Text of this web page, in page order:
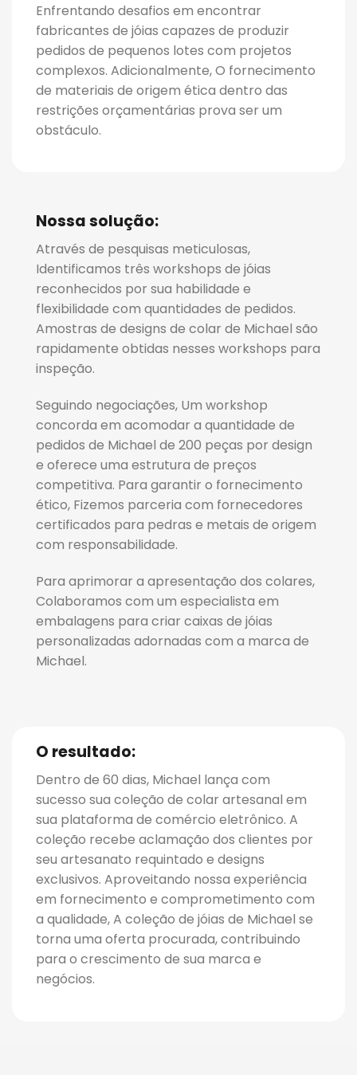
Enfrentando desafios em encontrar
fabricantes de jóias capazes de produzir
pedidos de pequenos lotes com projetos
complexos. Adicionalmente, O fornecimento
de materiais de origem ética dentro das
restrições orçamentárias prova ser um
obstáculo.
Nossa solução:
Através de pesquisas meticulosas,
Identificamos três workshops de jóias
reconhecidos por sua habilidade e
flexibilidade com quantidades de pedidos.
Amostras de designs de colar de Michael são
rapidamente obtidas nesses workshops para
inspeção.
Seguindo negociações, Um workshop
concorda em acomodar a quantidade de
pedidos de Michael de 200 peças por design
e oferece uma estrutura de preços
competitiva. Para garantir o fornecimento
ético, Fizemos parceria com fornecedores
certificados para pedras e metais de origem
com responsabilidade.
Para aprimorar a apresentação dos colares,
Colaboramos com um especialista em
embalagens para criar caixas de jóias
personalizadas adornadas com a marca de
Michael.
O resultado:
Dentro de 60 dias, Michael lança com
sucesso sua coleção de colar artesanal em
sua plataforma de comércio eletrônico. A
coleção recebe aclamação dos clientes por
seu artesanato requintado e designs
exclusivos. Aproveitando nossa experiência
em fornecimento e comprometimento com
a qualidade, A coleção de jóias de Michael se
torna uma oferta procurada, contribuindo
para o crescimento de sua marca e
negócios.